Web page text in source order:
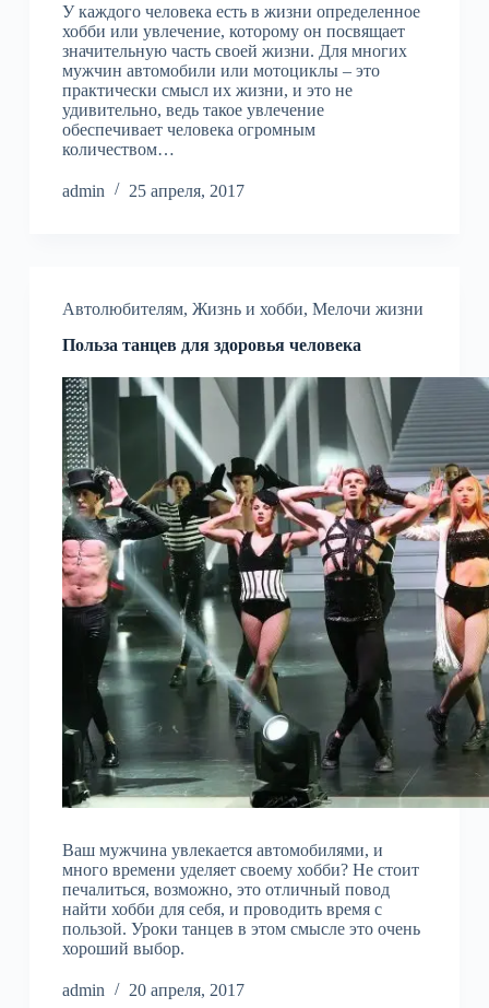
У каждого человека есть в жизни определенное
хобби или увлечение, которому он посвящает
значительную часть своей жизни. Для многих
мужчин автомобили или мотоциклы – это
практически смысл их жизни, и это не
удивительно, ведь такое увлечение
обеспечивает человека огромным
количеством…
admin 25 апреля, 2017
Автолюбителям, Жизнь и хобби, Мелочи жизни
Польза танцев для здоровья человека
Ваш мужчина увлекается автомобилями, и
много времени уделяет своему хобби? Не стоит
печалиться, возможно, это отличный повод
найти хобби для себя, и проводить время с
пользой. Уроки танцев в этом смысле это очень
хороший выбор.
admin 20 апреля, 2017